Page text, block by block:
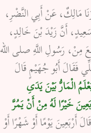
مَالِكٌ، عَنْ أَبِي النَّضْرِ،
أَنَّ زَيْدَ بْنَ خَالِدٍ،
مِنْ، رَسُولِ اللَّهِ صلى الله
فَقَالَ أَبُو جُهَيْمٍ قَالَ
الْمَارُّ بَيْنَ يَدَىِ
خَيْرًا لَهُ مِنْ أَنْ يَمُرَّ
أَرْبَعِينَ يَوْمًا أَوْ شَهْرًا أَوْ